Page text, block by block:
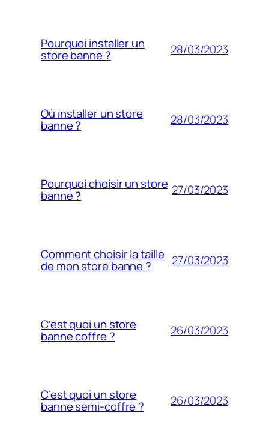
Pourquoi installer un
store banne ? 28/03/2023
Où installer un store
banne ? 28/03/2023
Pourquoi choisir un store
banne ? 27/03/2023
Comment choisir la taille
de mon store banne ? 27/03/2023
C’est quoi un store
banne coffre ? 26/03/2023
C’est quoi un store
banne semi-coffre ? 26/03/2023